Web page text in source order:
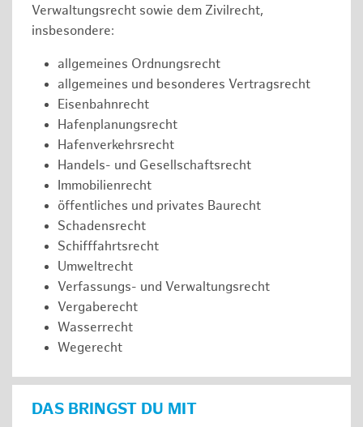
Verwaltungsrecht sowie dem Zivilrecht,
insbesondere:
allgemeines Ordnungsrecht
allgemeines und besonderes Vertragsrecht
Eisenbahnrecht
Hafenplanungsrecht
Hafenverkehrsrecht
Handels- und Gesellschaftsrecht
Immobilienrecht
öffentliches und privates Baurecht
Schadensrecht
Schifffahrtsrecht
Umweltrecht
Verfassungs- und Verwaltungsrecht
Vergaberecht
Wasserrecht
Wegerecht
DAS BRINGST DU MIT